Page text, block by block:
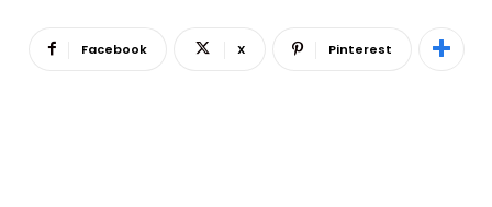
Facebook X Pinterest